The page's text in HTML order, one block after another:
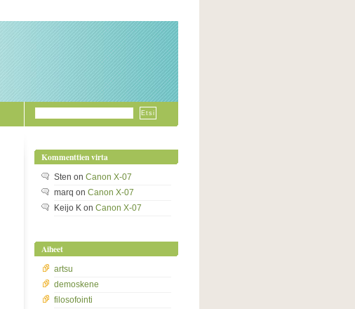
Kommenttien virta
Sten on Canon X-07
marq on Canon X-07
Keijo K on Canon X-07
Aiheet
artsu
demoskene
filosofointi